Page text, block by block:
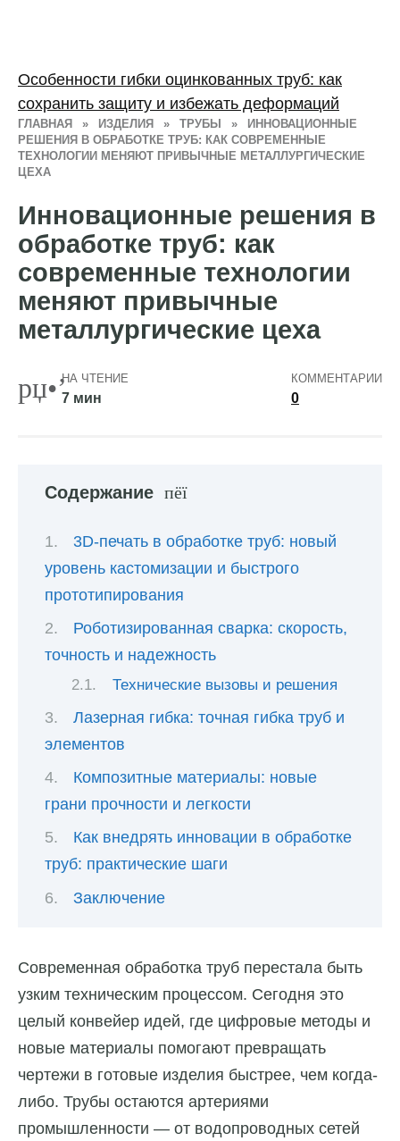
ГЛАВНАЯ » ИЗДЕЛИЯ » ТРУБЫ »
ИННОВАЦИОННЫЕ
РЕШЕНИЯ В ОБРАБОТКЕ ТРУБ: КАК СОВРЕМЕННЫЕ
ТЕХНОЛОГИИ МЕНЯЮТ ПРИВЫЧНЫЕ МЕТАЛЛУРГИЧЕСКИЕ
ЦЕХА
Инновационные решения в
обработке труб: как
современные технологии
меняют привычные
металлургические цеха
НА ЧТЕНИЕ
7 мин
КОММЕНТАРИИ
0
Содержание
3D-печать в обработке труб: новый
уровень кастомизации и быстрого
прототипирования
Роботизированная сварка: скорость,
точность и надежность
Технические вызовы и решения
Лазерная гибка: точная гибка труб и
элементов
Композитные материалы: новые
грани прочности и легкости
Как внедрять инновации в обработке
труб: практические шаги
Заключение
Современная обработка труб перестала быть
узким техническим процессом. Сегодня это
целый конвейер идей, где цифровые методы и
новые материалы помогают превращать
чертежи в готовые изделия быстрее, чем когда-
либо. Трубы остаются артериями
промышленности — от водопроводных сетей
Особенности гибки оцинкованных труб: как
сохранить защиту и избежать деформаций